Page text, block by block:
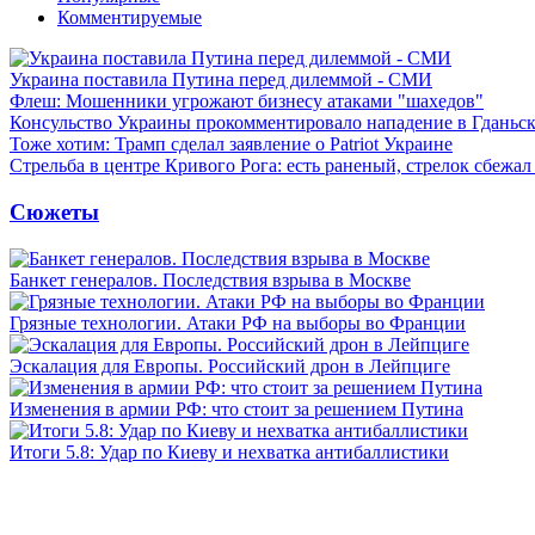
Комментируемые
Украина поставила Путина перед дилеммой - СМИ
Флеш: Мошенники угрожают бизнесу атаками "шахедов"
Консульство Украины прокомментировало нападение в
Тоже хотим: Трамп сделал заявление о Patriot Украине
Стрельба в центре Кривого Рога: есть раненый, стрелок
Сюжеты
Банкет генералов. Последствия взрыва в Москве
Грязные технологии. Атаки РФ на выборы во Франции
Эскалация для Европы. Российский дрон в Лейпциге
Изменения в армии РФ: что стоит за решением Путина
Итоги 5.8: Удар по Киеву и нехватка антибаллистики